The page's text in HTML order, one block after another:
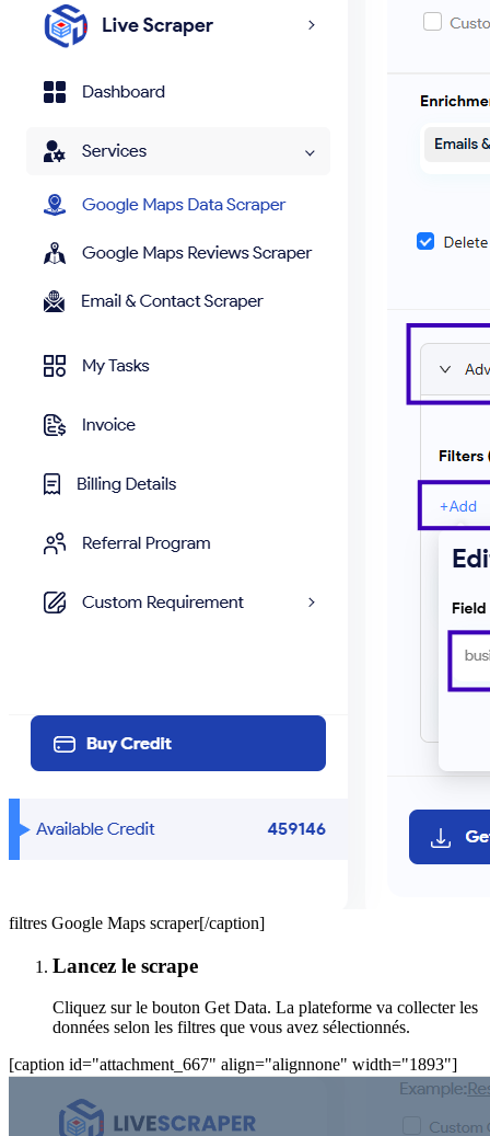
filtres Google Maps scraper[/caption]
Lancez le scrape
Cliquez sur le bouton Get Data. La plateforme va collecter les
données selon les filtres que vous avez sélectionnés.
[caption id="attachment_667" align="alignnone" width="1893"]